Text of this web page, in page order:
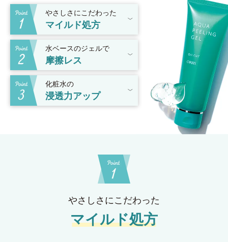
やさしさにこだわった
マイルド処方
水ベースのジェルで
摩擦レス
化粧水の
浸透力アップ
やさしさにこだわった
マイルド処方